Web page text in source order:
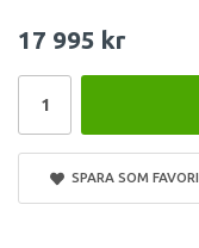
17 995 kr
SPARA SOM